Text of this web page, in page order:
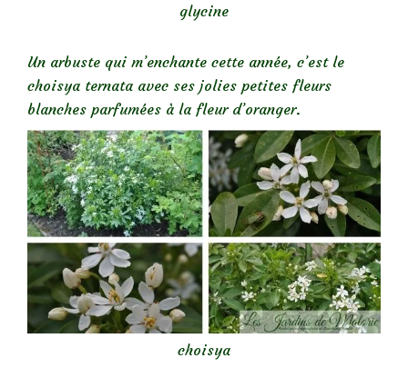
glycine
Un arbuste qui m’enchante cette année, c’est le
choisya ternata avec ses jolies petites fleurs
blanches parfumées à la fleur d’oranger.
choisya